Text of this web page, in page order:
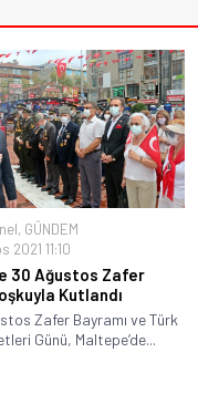
, GÜNDEM
2021 11:10
30 Ağustos Zafer
Kutlandı
Zafer Bayramı ve Türk
Günü, Maltepe’de...